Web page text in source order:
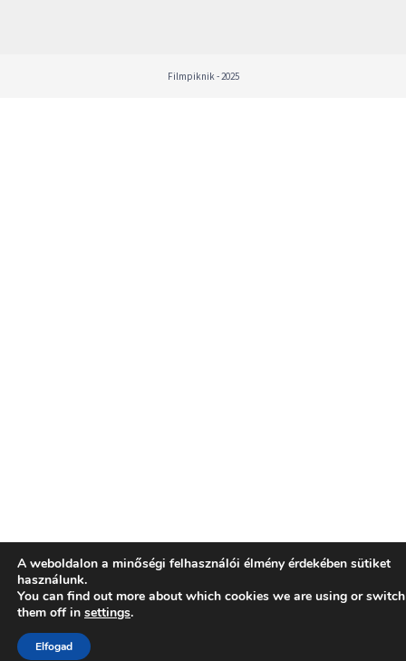
Filmpiknik - 2025
A weboldalon a minőségi felhasználói élmény érdekében sütiket
használunk.
You can find out more about which cookies we are using or switch
them off in settings.
Elfogad